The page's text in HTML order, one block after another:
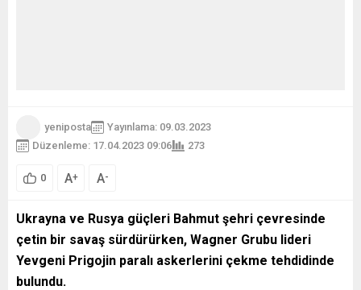
yeniposta
Yayınlama: 09.03.2023
Düzenleme: 17.04.2023 09:06
273
0 A+ A-
Ukrayna ve Rusya güçleri Bahmut şehri çevresinde
çetin bir savaş sürdürürken, Wagner Grubu lideri
Yevgeni Prigojin paralı askerlerini çekme tehdidinde
bulundu.